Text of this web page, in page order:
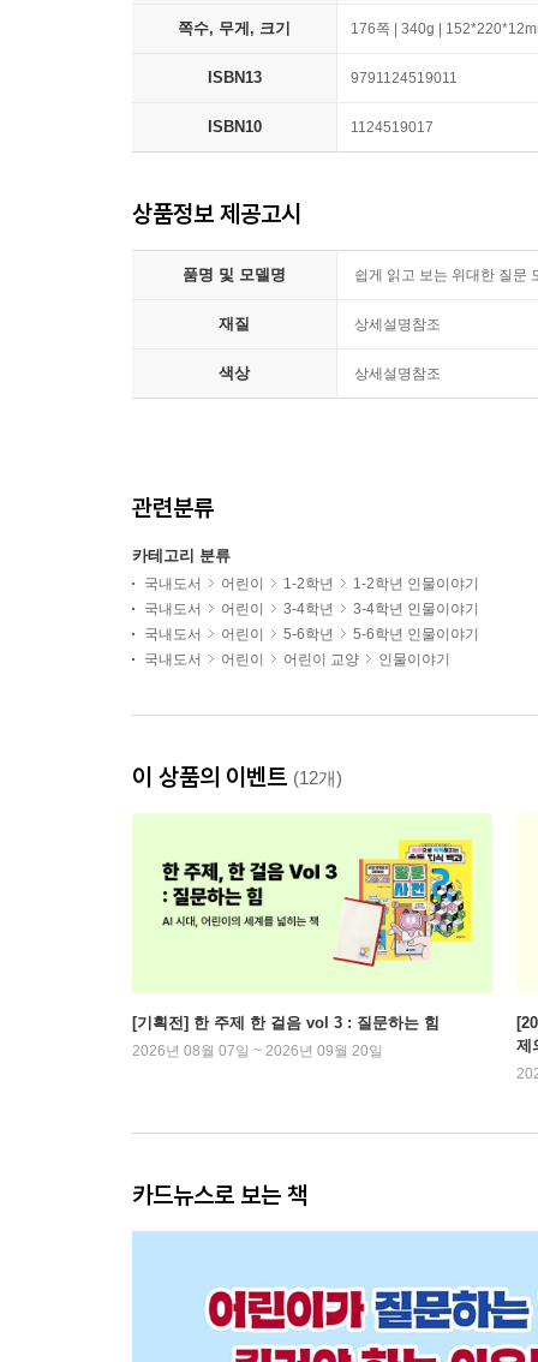
쪽수, 무게, 크기 176쪽 | 340g |
ISBN13 9791124519011
ISBN10 1124519017
상품정보 제공고시
품명 및 모델명 쉽게 읽고 보는 위대한 질문
재질 상세설명참조
색상 상세설명참조
관련분류
카테고리 분류
국내도서 어린이 1-2학년
1-2학년 인물이야기
국내도서
어린이 3-4학년
3-4학년 인물이야기
국내도서
어린이 5-6학년
5-6학년 인물이야기
국내도서
어린이 어린이 교양 인물이야기
이 상품의 이벤트 (12개)
[기획전] 한 주제 한 걸음 vol 3 : 질문하는 힘
2026년 08월 07일 ~ 2026년 09월 20일
제
카드뉴스로 보는 책